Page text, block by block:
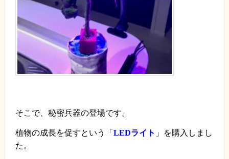
そこで、秘密兵器の登場です。
植物の成長を促すという「 LEDライト 」を購入しまし
た。